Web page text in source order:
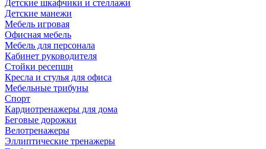
Детские шкафчики и стеллажи
Детские манежи
Мебель игровая
Офисная мебель
Мебель для персонала
Кабинет руководителя
Стойки ресепшн
Кресла и стулья для офиса
Мебельные трибуны
Спорт
Кардиотренажеры для дома
Беговые дорожки
Велотренажеры
Эллиптические тренажеры